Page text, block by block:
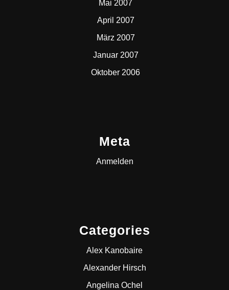
Mai 2007
April 2007
März 2007
Januar 2007
Oktober 2006
Meta
Anmelden
Categories
Alex Kanobaire
Alexander Hirsch
Angelina Ochel